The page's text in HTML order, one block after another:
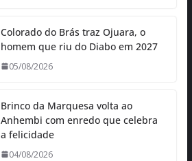
Colorado do Brás traz Ojuara, o
homem que riu do Diabo em 2027
05/08/2026
Brinco da Marquesa volta ao
Anhembi com enredo que celebra
a felicidade
04/08/2026